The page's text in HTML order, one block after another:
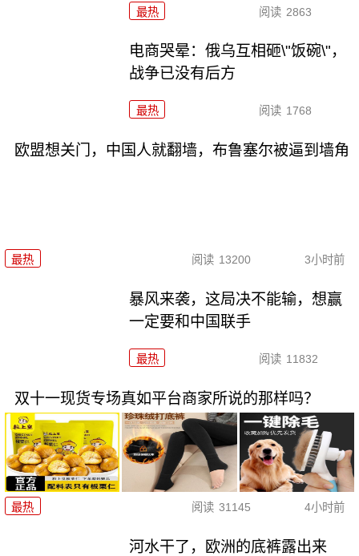
最热 阅读 2863
电商哭晕：俄乌互相砸\"饭碗\"，
战争已没有后方
最热 阅读 1768
欧盟想关门，中国人就翻墙，布鲁塞尔被逼到墙角
最热 阅读 13200 3小时前
暴风来袭，这局决不能输，想赢
一定要和中国联手
最热 阅读 11832
双十一现货专场真如平台商家所说的那样吗？
最热 阅读 31145 4小时前
河水干了，欧洲的底裤露出来